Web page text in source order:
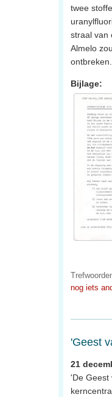
twee
straal van
Almelo
ontbreken.
Bijlage:
nog iets
'Geest
21
'De Geest